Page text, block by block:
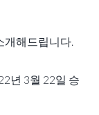
개해드립니다.
년 3월 22일 승